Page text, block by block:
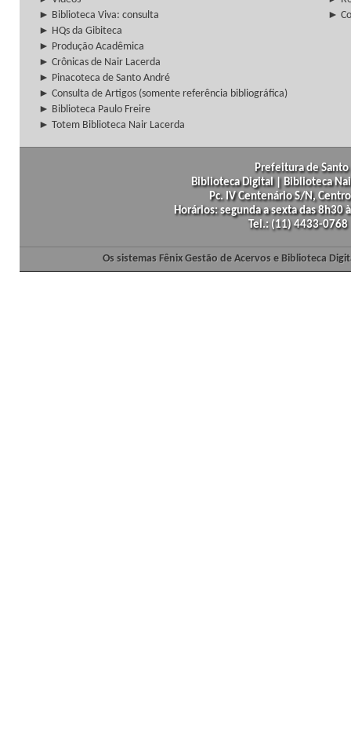
► Biblioteca Viva: consulta
►
► HQs da Gibiteca
► Produção Acadêmica
► Crônicas de Nair Lacerda
► Pinacoteca de Santo André
► Consulta de Artigos (somente referência bibliográfica)
► Biblioteca Paulo Freire
► Totem Biblioteca Nair Lacerda
Prefeitura de
Biblioteca Digital | Biblioteca
Pc. IV Centenário S/N,
Horários: segunda a sexta das
Tel.: (11) 4433-
Os sistemas Fênix Gestão de Acervos e Biblioteca